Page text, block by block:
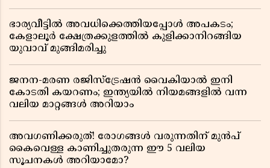
ഭാര്യവീട്ടിൽ അവധിക്കെത്തിയപ്പോൾ അപകടം;
കേളാലൂർ ക്ഷേത്രക്കുളത്തിൽ കുളിക്കാനിറങ്ങിയ
യുവാവ് മുങ്ങിമരിച്ചു
ജനന-മരണ രജിസ്ട്രേഷൻ വൈകിയാൽ ഇനി
കോടതി കയറണം; ഇന്ത്യയിൽ നിയമങ്ങളിൽ വന്ന
വലിയ മാറ്റങ്ങൾ അറിയാം
അവഗണിക്കരുത്! രോഗങ്ങൾ വരുന്നതിന് മുൻപ്
കൈവെള്ള കാണിച്ചുതരുന്ന ഈ 5 വലിയ
സൂചനകൾ അറിയാമോ?